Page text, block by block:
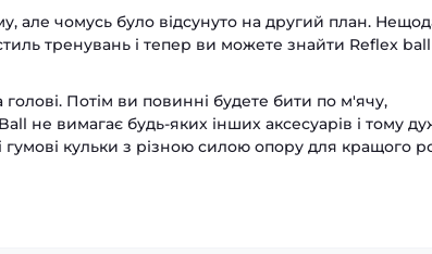
але чомусь було відсунуто на другий план.
тренувань і тепер ви можете знайти Reflex
Потім ви повинні будете бити по м'ячу,
не вимагає будь-яких інших аксесуарів і тому
кульки з різною силою опору для кращого